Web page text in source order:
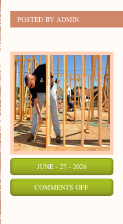
POSTED BY ADMIN
JUNE - 27 - 2026
COMMENTS OFFON